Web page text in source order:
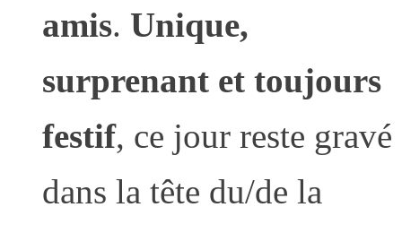
amis. Unique,
surprenant et toujours
festif, ce jour reste gravé
dans la tête du/de la